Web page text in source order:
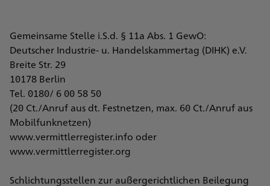
Gemeinsame Stelle i.S.d. § 11a Abs. 1 GewO:
Deutscher Industrie- u. Handelskammertag (DIHK) e.V.
Breite Str. 29
10178 Berlin
Tel. 0180/ 6 00 58 50
(20 Ct./Anruf aus dt. Festnetzen, max. 60 Ct./Anruf aus
Mobilfunknetzen)
www.vermittlerregister.info oder
www.vermittlerregister.org
Schlichtungsstellen zur außergerichtlichen Beilegung